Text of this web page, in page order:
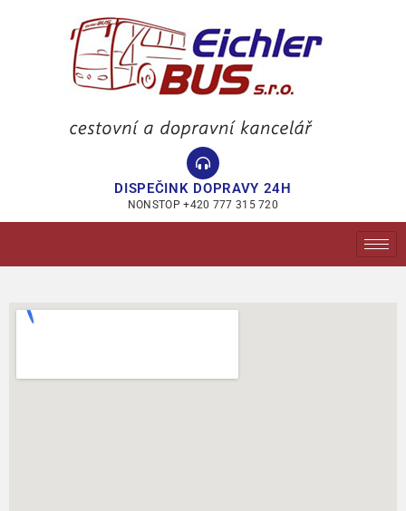
DISPEČINK DOPRAVY 24H
NONSTOP +420 777 315 720